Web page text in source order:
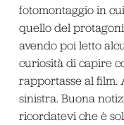
fotomontaggio in
quello del
avendo poi letto
curiosità di capire
rapportasse al film.
sinistra. Buona
ricordatevi che è